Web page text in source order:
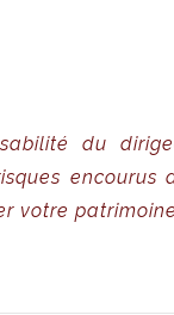
du
encourus
votre